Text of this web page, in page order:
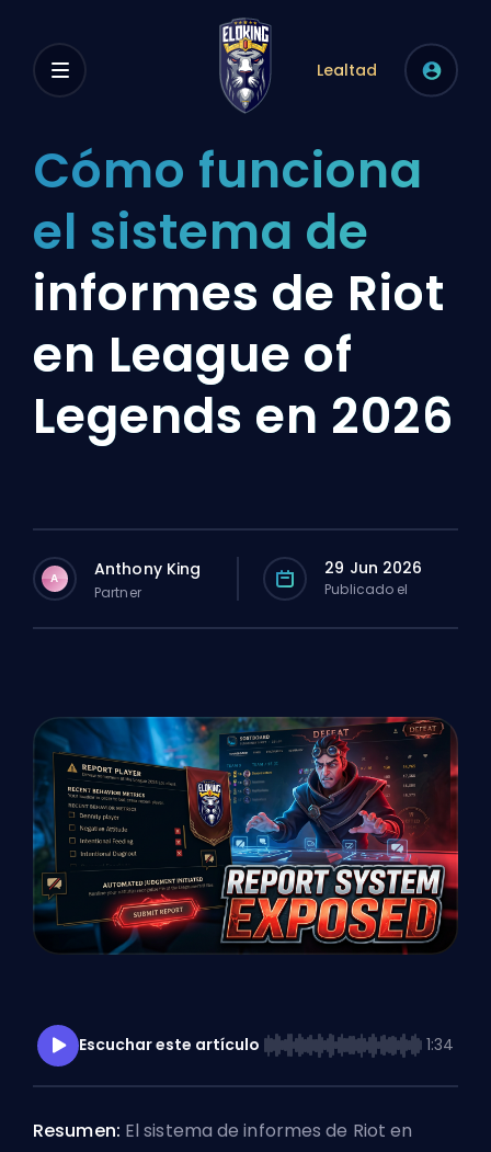
Lealtad
Cómo funciona
el sistema de
informes de Riot
en League of
Legends en 2026
A Anthony King
Partner
29 Jun 2026
Publicado el
Escuchar este artículo 1:34
Resumen: El sistema de informes de Riot en